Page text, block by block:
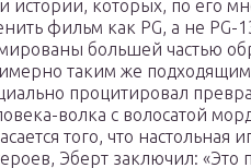
истории, которых, по его
фильм как PG, а не PG-
большей частью
таким же
процитировал
волка с волосатой
того, что настольная
Эберт заключил: